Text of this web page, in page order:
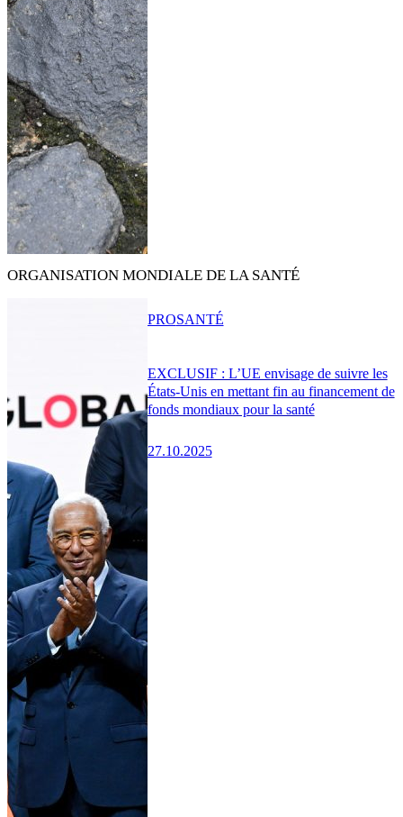
ORGANISATION MONDIALE DE LA SANTÉ
EXCLUSIF : L’UE envisage de suivre les
États-Unis en mettant fin au financement de
fonds mondiaux pour la santé
27.10.2025
PROSANTÉ